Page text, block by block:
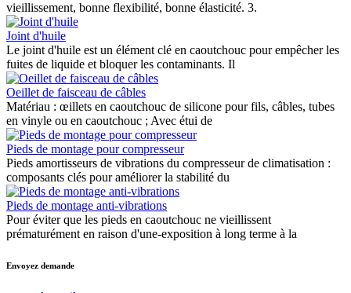
vieillissement, bonne flexibilité, bonne élasticité. 3.
Joint d'huile
Le joint d'huile est un élément clé en caoutchouc pour empêcher les
fuites de liquide et bloquer les contaminants. Il
Oeillet de faisceau de câbles
Matériau : œillets en caoutchouc de silicone pour fils, câbles, tubes
en vinyle ou en caoutchouc ; Avec étui de
Pieds de montage pour compresseur
Pieds amortisseurs de vibrations du compresseur de climatisation :
composants clés pour améliorer la stabilité du
Pieds de montage anti-vibrations
Pour éviter que les pieds en caoutchouc ne vieillissent
prématurément en raison d'une-exposition à long terme à la
Envoyez demande